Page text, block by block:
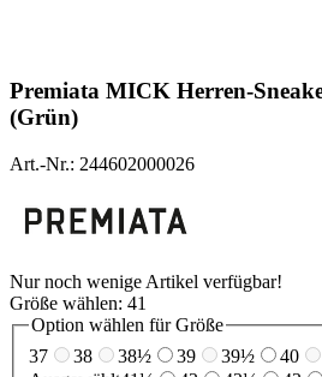
Premiata MICK Herren-
(Grün)
Art.-Nr.: 244602000026
Nur noch wenige Artikel verfügbar!
Größe wählen: 41
Option wählen für Größe
37
38 38½ 39 39½ 40